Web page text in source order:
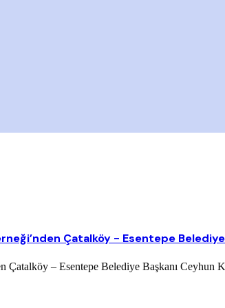
Çatalköy - Esentepe Belediye
Çatalköy – Esentepe Belediye Başkanı Ceyhun